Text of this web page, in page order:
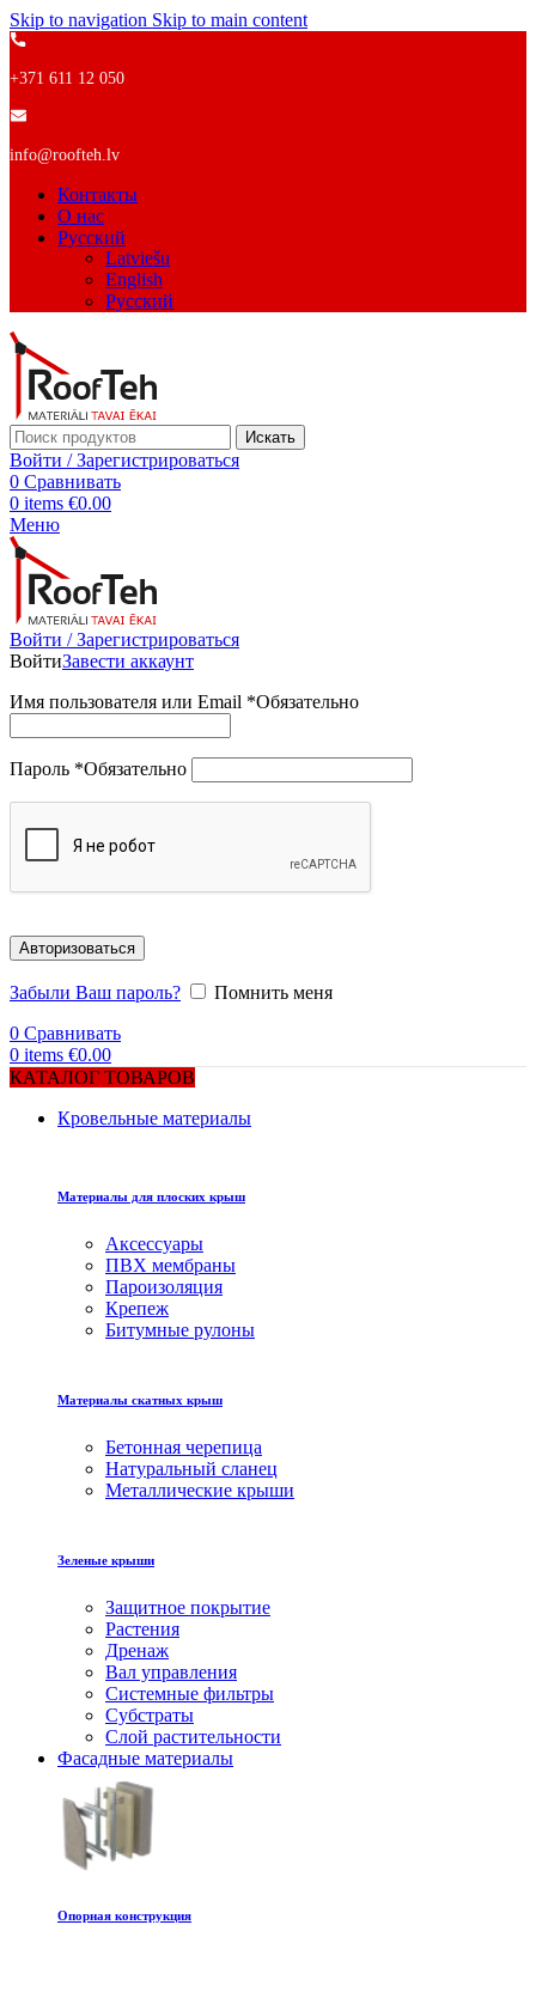
Skip to navigation Skip to main content
+371 611 12 050
info@roofteh.lv
Контакты
О нас
Русский
Latviešu
English
Русский
Искать
Войти / Зарегистрироваться
0 Сравнивать
0 items €0.00
Меню
Войти / Зарегистрироваться
ВойтиЗавести аккаунт
Имя пользователя или Email *Обязательно
Пароль *Обязательно
Авторизоваться
Забыли Ваш пароль?
Помнить меня
0 Сравнивать
0 items €0.00
КАТАЛОГ ТОВАРОВ
Кровельные материалы
Материалы для плоских крыш
Аксессуары
ПВХ мембраны
Пароизоляция
Крепеж
Битумные рулоны
Материалы скатных крыш
Бетонная черепица
Натуральный сланец
Металлические крыши
Зеленые крыши
Защитное покрытие
Растения
Дренаж
Вал управления
Системные фильтры
Субстраты
Слой растительности
Фасадные материалы
Oпорная конструкция